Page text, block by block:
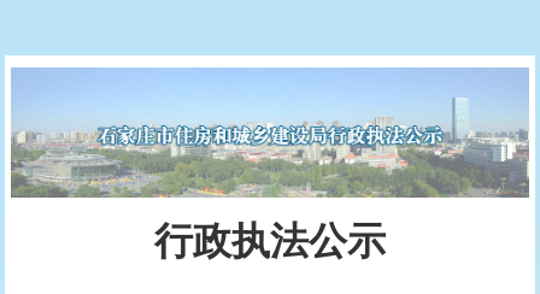
行政执法公示